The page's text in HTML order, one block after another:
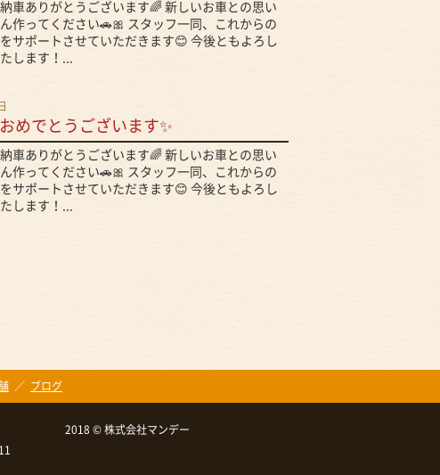
車ありがとうございます🌈 新しいお車との思い
作ってください🚗🎀 スタッフ一同、これからの
サポートさせていただきます😊 今後ともよろし
します！...
めでとうございます✨
車ありがとうございます🌈 新しいお車との思い
作ってください🚗🎀 スタッフ一同、これからの
サポートさせていただきます😊 今後ともよろし
します！...
ブログ
2018 © 株式会社マンデー